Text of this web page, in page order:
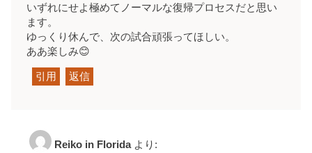
いずれにせよ極めてノーマルな復帰プロセスだと思い
ます。
ゆっくり休んで、次の試合頑張ってほしい。
ああ楽しみ😊
引用 返信
Reiko in Florida より: